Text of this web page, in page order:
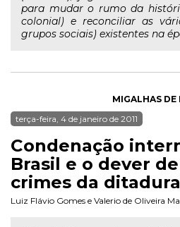
para mudar o rumo da
colonial) e reconciliar as
grupos sociais) existentes na
MIGALHAS DE
terça-feira, 4 de janeiro de 2011
Condenação
Brasil e o dever
crimes da ditadura
Luiz Flávio Gomes e Valerio de Oliveira